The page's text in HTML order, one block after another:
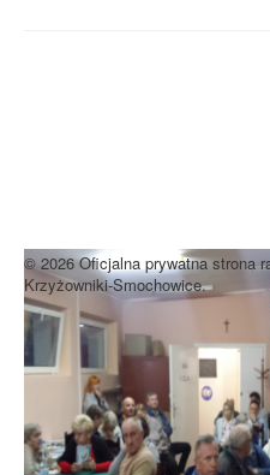
© 2026 Oficjalna prywatna strona
Krzyżowniki-Smochowice.